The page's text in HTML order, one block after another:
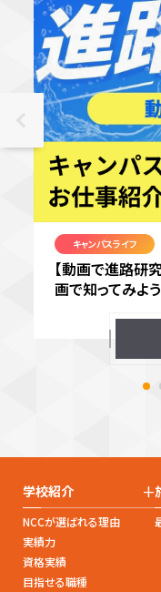
キャンパスライフ
【動画で進路研
画で知ってみよう
学校紹介 +
NCCが選ばれる理由
実績力
資格実績
目指せる職種